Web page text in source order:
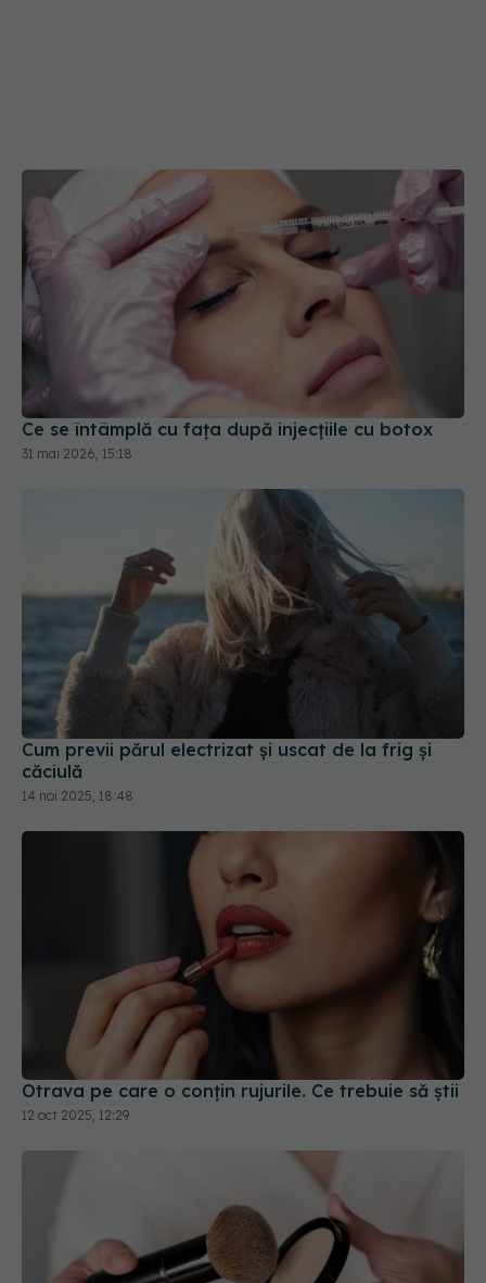
Ce se întâmplă cu fața după injecțiile cu botox
Cum previi părul electrizat și uscat de la frig și
căciulă
14 noi 2025, 18:48
Otrava pe care o conțin rujurile. Ce trebuie să știi
12 oct 2025, 12:29